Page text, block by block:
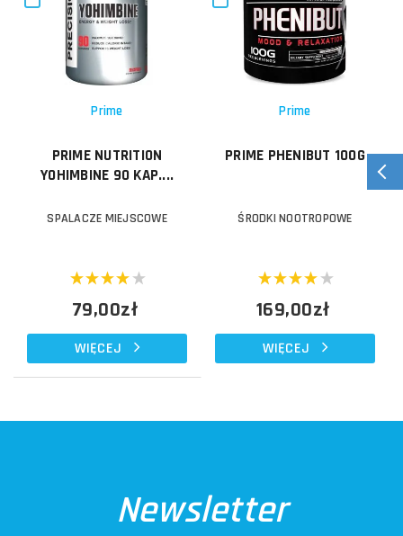
Prime
PRIME NUTRITION
YOHIMBINE 90 KAP....
SPALACZE MIEJSCOWE
79,00zł
WIĘCEJ
Prime
PRIME PHENIBUT 100G
ŚRODKI NOOTROPOWE
169,00zł
WIĘCEJ
Newsletter